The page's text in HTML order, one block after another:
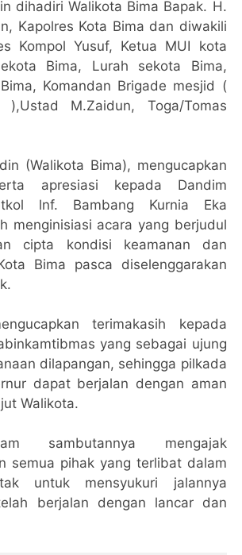
dihadiri Walikota Bima Bapak. H.
Kapolres Kota Bima dan diwakili
Kompol Yusuf, Ketua MUI kota
Bima, Lurah sekota Bima,
Komandan Brigade mesjid (
M.Zaidun, Toga/Tomas
(Walikota Bima), mengucapkan
apresiasi kepada Dandim
lnf. Bambang Kurnia Eka
menginisiasi acara yang berjudul
cipta kondisi keamanan dan
Bima pasca diselenggarakan
terimakasih kepada
yang sebagai ujung
dilapangan, sehingga pilkada
dapat berjalan dengan aman
Walikota.
sambutannya mengajak
semua pihak yang terlibat dalam
untuk mensyukuri jalannya
berjalan dengan lancar dan